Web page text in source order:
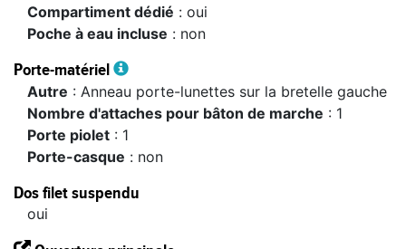
Compartiment dédié : oui
Poche à eau incluse : non
Porte-matériel
Autre : Anneau porte-lunettes sur la bretelle gauche
Nombre d'attaches pour bâton de marche : 1
Porte piolet : 1
Porte-casque : non
Dos filet suspendu
oui